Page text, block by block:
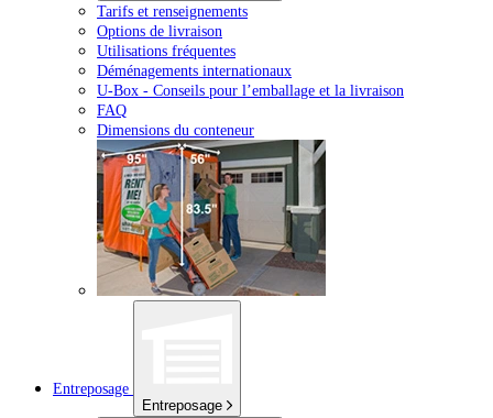
Tarifs et renseignements
Options de livraison
Utilisations fréquentes
Déménagements internationaux
U-Box - Conseils pour l’emballage et la livraison
FAQ
Dimensions du conteneur
Entreposage
Entreposage